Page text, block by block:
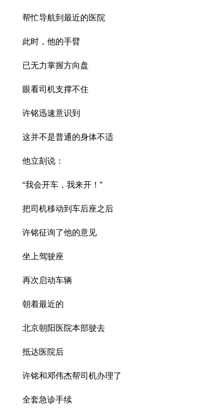
帮忙导航到最近的医院
此时，他的手臂
已无力掌握方向盘
眼看司机支撑不住
许铭迅速意识到
这并不是普通的身体不适
他立刻说：
“我会开车，我来开！”
把司机移动到车后座之后
许铭征询了他的意见
坐上驾驶座
再次启动车辆
朝着最近的
北京朝阳医院本部驶去
抵达医院后
许铭和邓伟杰帮司机办理了
全套急诊手续